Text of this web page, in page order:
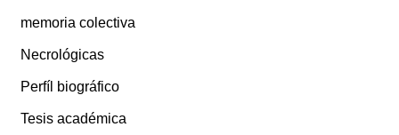
memoria colectiva
Necrológicas
Perfíl biográfico
Tesis académica